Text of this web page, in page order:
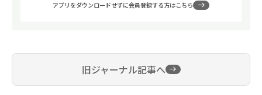
アプリをダウンロードせずに会員登録する方はこちら
旧ジャーナル記事へ